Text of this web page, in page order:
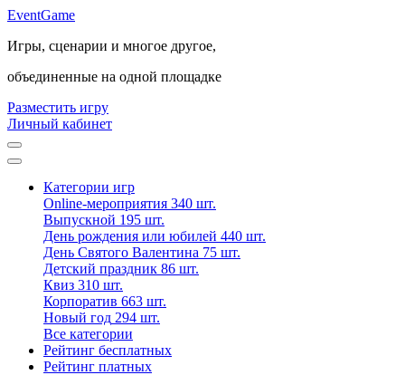
EventGame
Игры, сценарии и многое другое,
объединенные на одной площадке
Разместить игру
Личный кабинет
Категории игр
Online-мероприятия 340 шт.
Выпускной 195 шт.
День рождения или юбилей 440 шт.
День Святого Валентина 75 шт.
Детский праздник 86 шт.
Квиз 310 шт.
Корпоратив 663 шт.
Новый год 294 шт.
Все категории
Рейтинг бесплатных
Рейтинг платных